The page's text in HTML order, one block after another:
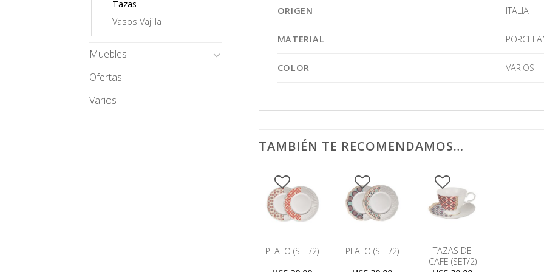
Tazas
Vasos Vajilla
Muebles
Ofertas
Varios
ORIGEN ITALIA
MATERIAL
COLOR VARIOS
TAMBIÉN TE RECOMENDAMOS…
PLATO (SET/2)
PLATO (SET/2)
TAZAS DE
CAFE (SET/2)